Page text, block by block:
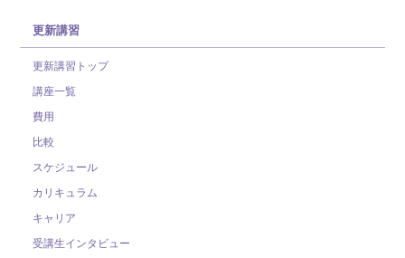
更新講習
更新講習トップ
講座一覧
費用
比較
スケジュール
カリキュラム
キャリア
受講生インタビュー